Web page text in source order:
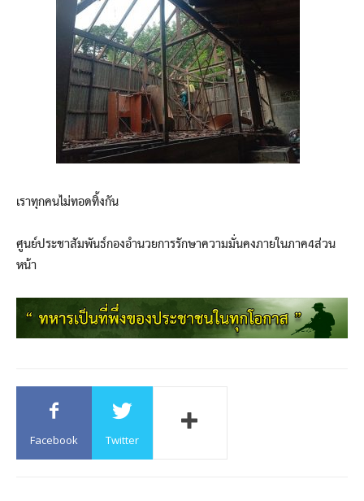
เราทุกคนไม่ทอดทิ้งกัน
ศูนย์ประชาสัมพันธ์กองอำนวยการรักษาความมั่นคงภายในภาค4ส่วน
หน้า
Facebook Twitter